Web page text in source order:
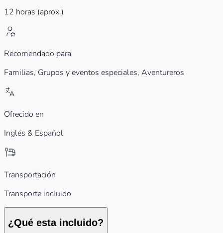
12 horas (aprox.)
Recomendado para
Familias, Grupos y eventos especiales, Aventureros
Ofrecido en
Inglés & Español
Transportación
Transporte incluido
¿Qué esta incluido?